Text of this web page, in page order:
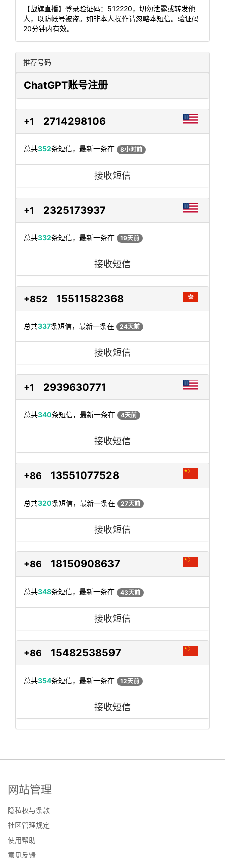
【战旗直播】登录验证码：512220，切勿泄露或转发他
人，以防帐号被盗。如非本人操作请忽略本短信。验证码
20分钟内有效。
推荐号码
ChatGPT账号注册
+1 2714298106
总共352条短信，最新一条在 8小时前
接收短信
+1 2325173937
总共332条短信，最新一条在 19天前
接收短信
+852 15511582368
总共337条短信，最新一条在 24天前
接收短信
+1 2939630771
总共340条短信，最新一条在 4天前
接收短信
+86 13551077528
总共320条短信，最新一条在 27天前
接收短信
+86 18150908637
总共348条短信，最新一条在 43天前
接收短信
+86 15482538597
总共354条短信，最新一条在 12天前
接收短信
网站管理
隐私权与条款
社区管理规定
使用帮助
意见反馈